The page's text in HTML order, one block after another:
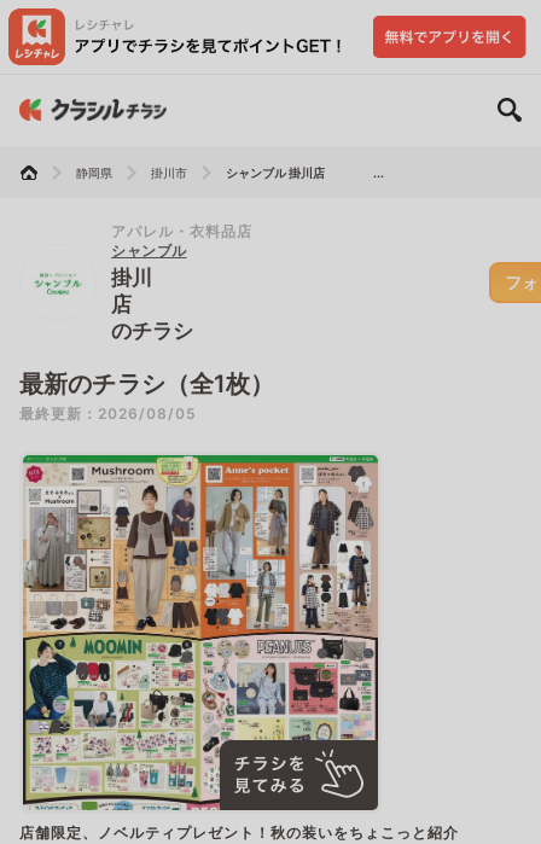
静岡県 掛川市 シャンブル 掛川店 ...
アパレル・衣料品店
シャンブル
掛川
店
のチラシ
フ
最新のチラシ（全1枚）
最終更新：2026/08/05
店舗限定、ノベルティプレゼント！秋の装いをちょこっと紹介